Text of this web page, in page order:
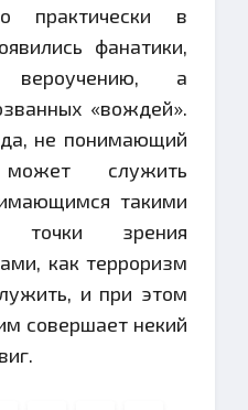
практически в
фанатики,
а
«вождей».
не понимающий
служить
такими
точки зрения
как терроризм
и при этом
совершает некий